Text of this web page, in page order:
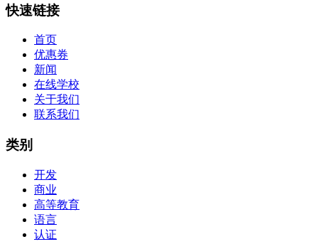
快速链接
首页
优惠券
新闻
在线学校
关于我们
联系我们
类别
开发
商业
高等教育
语言
认证